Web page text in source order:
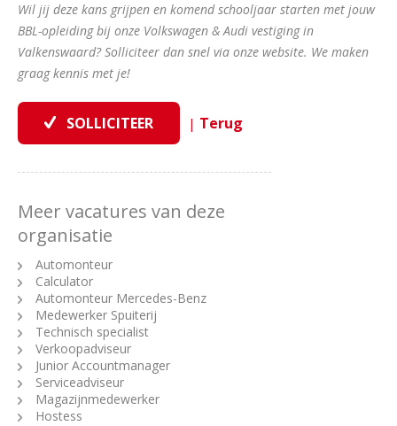
Wil jij deze kans grijpen en komend schooljaar starten met jouw
BBL-opleiding bij onze Volkswagen & Audi vestiging in
Valkenswaard? Solliciteer dan snel via onze website. We maken
graag kennis met je!
|
Meer vacatures van deze
organisatie
Automonteur
Calculator
Automonteur Mercedes-Benz
Medewerker Spuiterij
Technisch specialist
Verkoopadviseur
Junior Accountmanager
Serviceadviseur
Magazijnmedewerker
Hostess